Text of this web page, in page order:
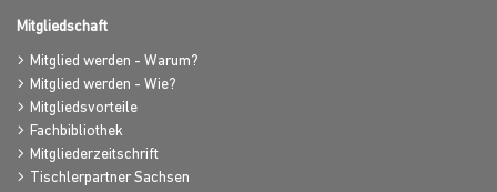
Mitgliedschaft
Mitglied werden - Warum?
Mitglied werden - Wie?
Mitgliedsvorteile
Fachbibliothek
Mitgliederzeitschrift
Tischlerpartner Sachsen